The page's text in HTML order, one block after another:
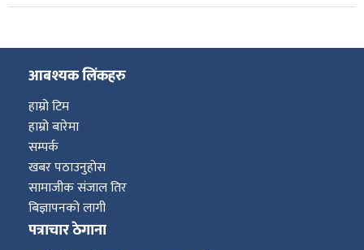
आबश्यक लिंकहरु
हाम्रो टिम
हाम्रो बारेमा
सम्पर्क
खबर पठाउनुहोस
सामाजीक संजाल तिर
बिज्ञापनको लागी
पत्राचार ठेगाना